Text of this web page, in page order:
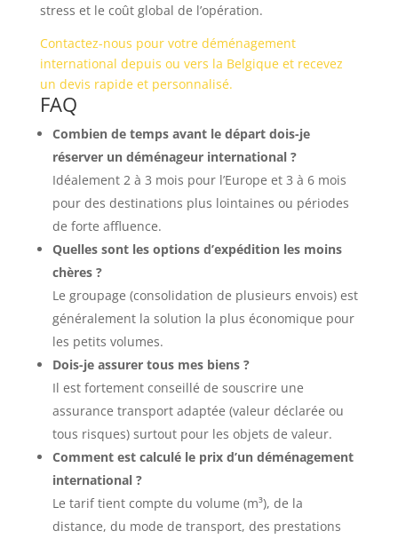
stress et le coût global de l’opération.
Contactez-nous pour votre déménagement
international depuis ou vers la Belgique et recevez
un devis rapide et personnalisé.
FAQ
Combien de temps avant le départ dois-je
réserver un déménageur international ?
Idéalement 2 à 3 mois pour l’Europe et 3 à 6 mois
pour des destinations plus lointaines ou périodes
de forte affluence.
Quelles sont les options d’expédition les moins
chères ?
Le groupage (consolidation de plusieurs envois) est
généralement la solution la plus économique pour
les petits volumes.
Dois-je assurer tous mes biens ?
Il est fortement conseillé de souscrire une
assurance transport adaptée (valeur déclarée ou
tous risques) surtout pour les objets de valeur.
Comment est calculé le prix d’un déménagement
international ?
Le tarif tient compte du volume (m³), de la
distance, du mode de transport, des prestations